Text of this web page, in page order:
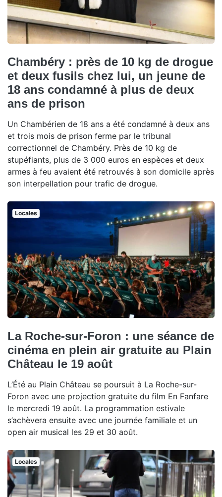
Chambéry : près de 10 kg de drogue
et deux fusils chez lui, un jeune de
18 ans condamné à plus de deux
ans de prison
Un Chambérien de 18 ans a été condamné à deux ans
et trois mois de prison ferme par le tribunal
correctionnel de Chambéry. Près de 10 kg de
stupéfiants, plus de 3 000 euros en espèces et deux
armes à feu avaient été retrouvés à son domicile après
son interpellation pour trafic de drogue.
Locales
La Roche-sur-Foron : une séance de
cinéma en plein air gratuite au Plain
Château le 19 août
L’Été au Plain Château se poursuit à La Roche-sur-
Foron avec une projection gratuite du film En Fanfare
le mercredi 19 août. La programmation estivale
s’achèvera ensuite avec une journée familiale et un
open air musical les 29 et 30 août.
Locales